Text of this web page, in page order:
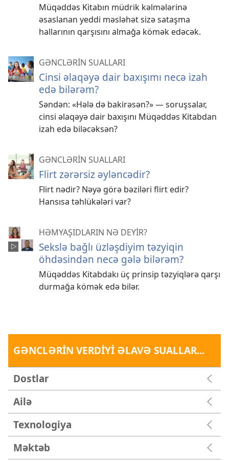
Müqəddəs Kitabın müdrik kəlmələrinə
əsaslanan yeddi məsləhət sizə sataşma
hallarının qarşısını almağa kömək edəcək.
GƏNCLƏRİN SUALLARI
Cinsi əlaqəyə dair baxışımı necə izah
edə bilərəm?
Səndən: «Hələ də bakirəsən?» — soruşsalar,
cinsi əlaqəyə dair baxışını Müqəddəs Kitabdan
izah edə biləcəksən?
GƏNCLƏRİN SUALLARI
Flirt zərərsiz əyləncədir?
Flirt nədir? Nəyə görə bəziləri flirt edir?
Hansısa təhlükələri var?
HƏMYAŞIDLARIN NƏ DEYİR?
Sekslə bağlı üzləşdiyim təzyiqin
öhdəsindən necə gələ bilərəm?
Müqəddəs Kitabdakı üç prinsip təzyiqlərə qarşı
durmağa kömək edə bilər.
GƏNCLƏRİN VERDİYİ ƏLAVƏ SUALLAR...
Dostlar
Ailə
Texnologiya
Məktəb